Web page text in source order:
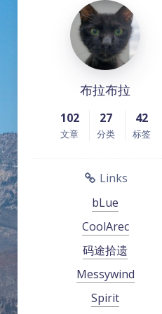
布拉布拉
102
文章
27
分类
42
标签
Links
bLue
CoolArec
码途拾遗
Messywind
Spirit